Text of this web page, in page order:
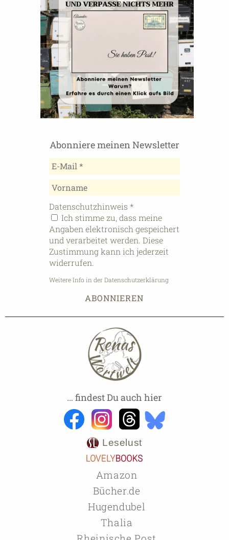
Abonniere meinen Newsletter
Datenschutzhinweis *
Ich stimme zu, dass meine
Angaben elektronisch gespeichert
und verarbeitet werden. Diese
Zustimmung kann ich jederzeit
widerrufen.
Weitere Info in der Datenschutzerklärung
… findest Du auch hier
Leselust
Amazon
Bücher.de
Hugendubel
Thalia